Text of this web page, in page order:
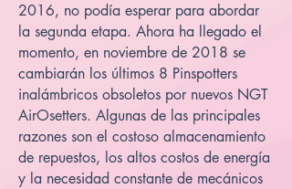
2016, no podía esperar para abordar
la segunda etapa. Ahora ha llegado el
momento, en noviembre de 2018 se
cambiarán los últimos 8 Pinspotters
inalámbricos obsoletos por nuevos NGT
AirOsetters. Algunas de las principales
razones son el costoso almacenamiento
de repuestos, los altos costos de energía
y la necesidad constante de mecánicos